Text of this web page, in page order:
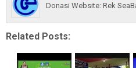
Donasi Website: Rek
Related Posts: